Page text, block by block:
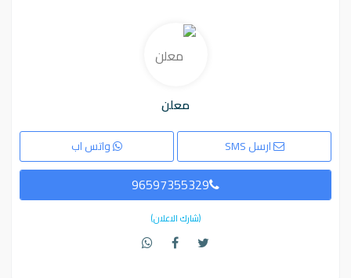
معلن
ارسل SMS واتس اب
96597355329
(شارك الاعلان)